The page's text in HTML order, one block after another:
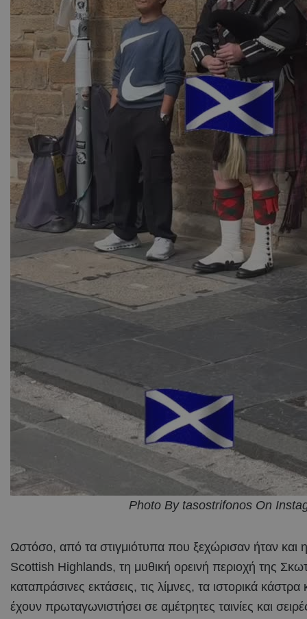
Photo By tasostrifonos On
Ωστόσο, από τα στιγμιότυπα που ξεχώρισαν ήταν και
Scottish Highlands, τη μυθική ορεινή περιοχή της
καταπράσινες εκτάσεις, τις λίμνες, τα ιστορικά
έχουν πρωταγωνιστήσει σε αμέτρητες ταινίες και